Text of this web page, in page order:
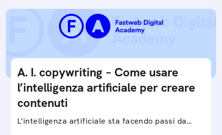
A. I. copywriting – Come usare
l’intelligenza artificiale per creare
contenuti
L’intelligenza artificiale sta facendo passi da